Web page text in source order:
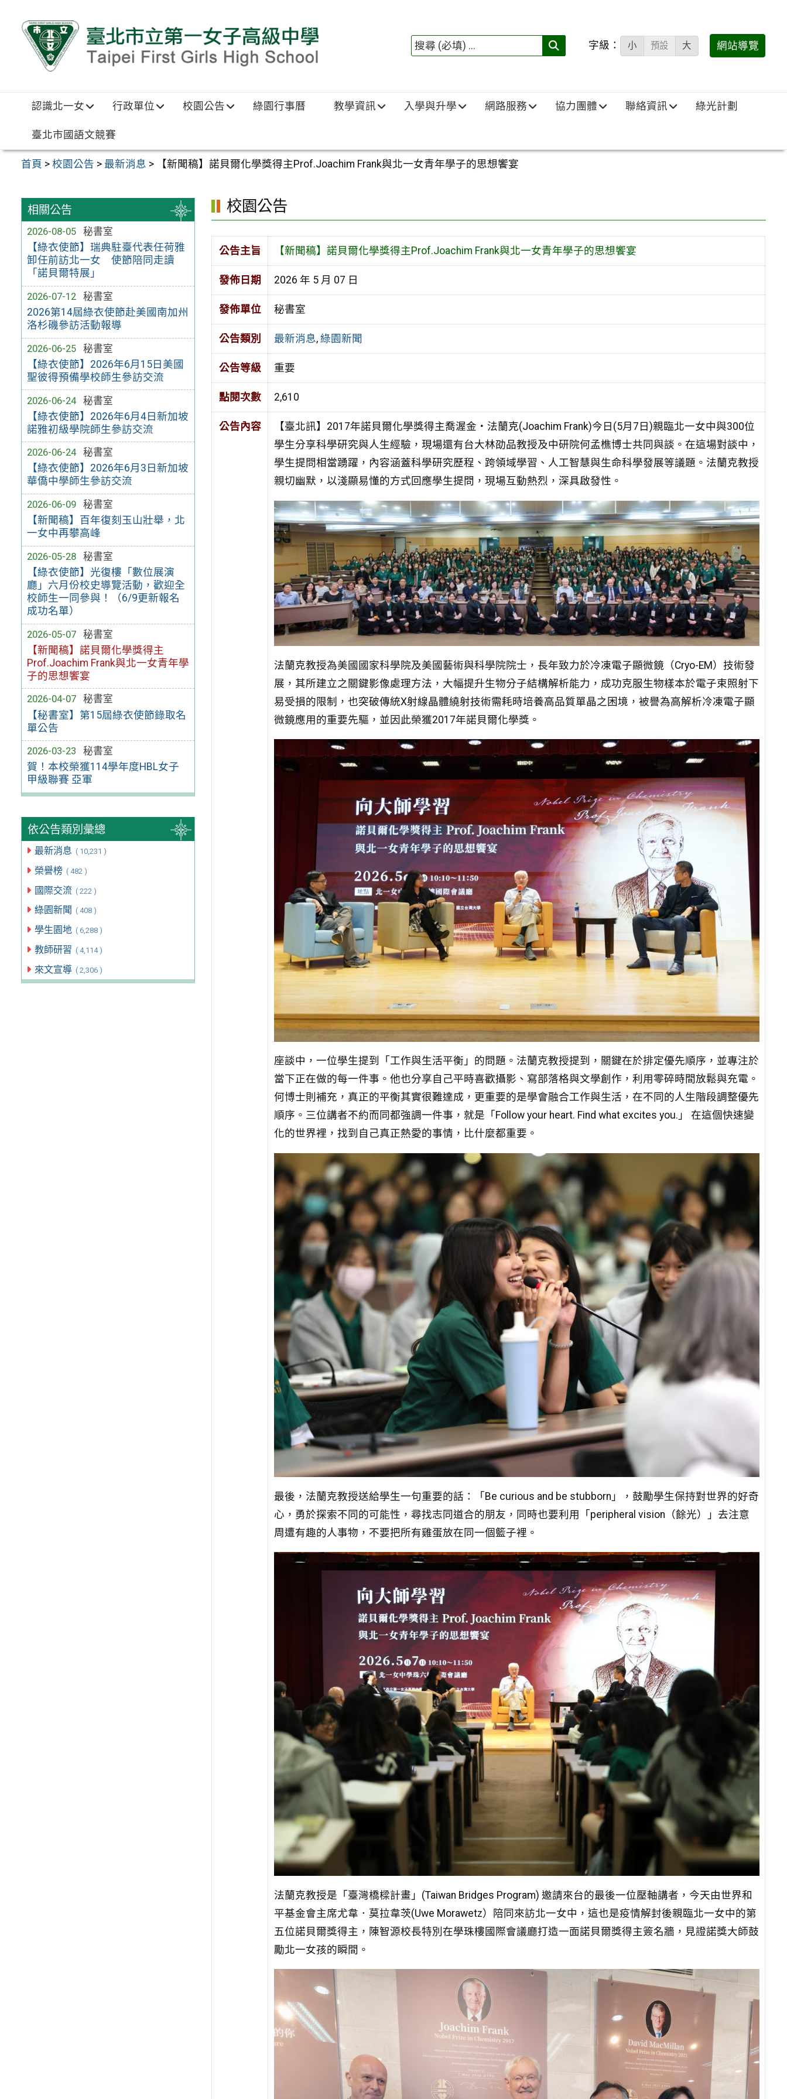
搜
填)：
字級： 小 預設 大 網站導覽
認識北一女 行政單位 校園公告 綠園行事曆 教學資訊 入學與升學 網路服務 協力團體 聯絡資訊 綠光計劃
臺北市國語文競賽
首頁 >校園公告 > 最新消息 > 【新聞稿】諾貝爾化學獎得主Prof.Joachim Frank與北一女青年學子的思想饗宴
相關公告
2026-08-05
秘書室
【綠衣使節】瑞典駐臺代表任荷雅
卸任前訪北一女 使節陪同走讀
「諾貝爾特展」
2026-07-12
秘書室
2026第14屆綠衣使節赴美國南加州
洛杉磯參訪活動報導
2026-06-25
秘書室
【綠衣使節】2026年6月15日美國
聖彼得預備學校師生參訪交流
2026-06-24
秘書室
【綠衣使節】2026年6月4日新加坡
諾雅初級學院師生參訪交流
2026-06-24
秘書室
【綠衣使節】2026年6月3日新加坡
華僑中學師生參訪交流
2026-06-09
秘書室
【新聞稿】百年復刻玉山壯舉，北
一女中再攀高峰
2026-05-28
秘書室
【綠衣使節】光復樓「數位展演
廳」六月份校史導覽活動，歡迎全
校師生一同參與！（6/9更新報名
成功名單）
2026-05-07
秘書室
【新聞稿】諾貝爾化學獎得主
Prof.Joachim Frank與北一女青年學
子的思想饗宴
2026-04-07
秘書室
【秘書室】第15屆綠衣使節錄取名
單公告
2026-03-23
秘書室
賀！本校榮獲114學年度HBL女子
甲級聯賽 亞軍
依公告類別彙總
最新消息 ( 10,231 )
榮譽榜 ( 482 )
國際交流 ( 222 )
綠園新聞 ( 408 )
學生園地 ( 6,288 )
教師研習 ( 4,114 )
來文宣導 ( 2,306 )
校園公告
公告主旨 【新聞稿】諾貝爾化學獎得主Prof.Joachim Frank與北一女青年學子的思想饗宴
發佈日期 2026 年 5 月 07 日
發佈單位 秘書室
公告類別 最新消息, 綠園新聞
公告等級 重要
點閱次數 2,610
公告內容
【臺北訊】2017年諾貝爾化學獎得主喬渥金・法蘭克(Joachim Frank)今日(5月7日)親臨北一女中與300位
學生分享科學研究與人生經驗，現場還有台大林劭品教授及中研院何孟樵博士共同與談。在這場對談中，
學生提問相當踴躍，內容涵蓋科學研究歷程、跨領域學習、人工智慧與生命科學發展等議題。法蘭克教授
親切幽默，以淺顯易懂的方式回應學生提問，現場互動熱烈，深具啟發性。
法蘭克教授為美國國家科學院及美國藝術與科學院院士，長年致力於冷凍電子顯微鏡（Cryo-EM）技術發
展，其所建立之關鍵影像處理方法，大幅提升生物分子結構解析能力，成功克服生物樣本於電子束照射下
易受損的限制，也突破傳統X射線晶體繞射技術需耗時培養高品質單晶之困境，被譽為高解析冷凍電子顯
微鏡應用的重要先驅，並因此榮獲2017年諾貝爾化學獎。
座談中，一位學生提到「工作與生活平衡」的問題。法蘭克教授提到，關鍵在於排定優先順序，並專注於
當下正在做的每一件事。他也分享自己平時喜歡攝影、寫部落格與文學創作，利用零碎時間放鬆與充電。
何博士則補充，真正的平衡其實很難達成，更重要的是學會融合工作與生活，在不同的人生階段調整優先
順序。三位講者不約而同都強調一件事，就是「Follow your heart. Find what excites you.」 在這個快速變
化的世界裡，找到自己真正熱愛的事情，比什麼都重要。
最後，法蘭克教授送給學生一句重要的話：「Be curious and be stubborn」，鼓勵學生保持對世界的好奇
心，勇於探索不同的可能性，尋找志同道合的朋友，同時也要利用「peripheral vision（餘光）」去注意
周遭有趣的人事物，不要把所有雞蛋放在同一個籃子裡。
法蘭克教授是「臺灣橋樑計畫」(Taiwan Bridges Program) 邀請來台的最後一位壓軸講者，今天由世界和
平基金會主席尤韋．莫拉韋茨(Uwe Morawetz）陪同來訪北一女中，這也是疫情解封後親臨北一女中的第
五位諾貝爾獎得主，陳智源校長特別在學珠樓國際會議廳打造一面諾貝爾獎得主簽名牆，見證諾獎大師鼓
勵北一女孩的瞬間。